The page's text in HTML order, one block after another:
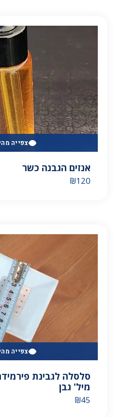
צפייה
אנזים הגבנה כשר
₪120
צפייה
מיל' גבן
₪45